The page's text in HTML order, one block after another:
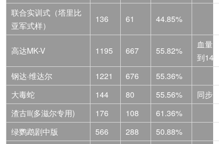
联合实训式（塔里比
亚军式样）
136 61 44.85%
高达MK-V 1195 667 55.82%
血量
到
钢达·维达尔
1221 676
55.36%
大毒蛇
144 80 55.56%
同步
渣古II(多滋尔专用)
176 108
61.36%
绿鹦鹉剧中版
566 288
50.88%